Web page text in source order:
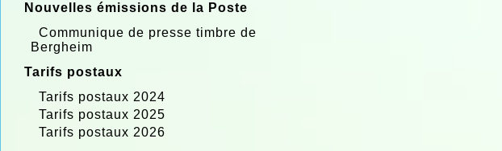
Nouvelles émissions de la Poste
Communique de presse timbre de
Bergheim
Tarifs postaux
Tarifs postaux 2024
Tarifs postaux 2025
Tarifs postaux 2026